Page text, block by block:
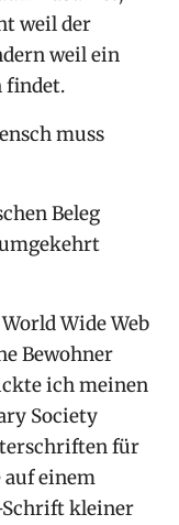
weil der
weil ein
findet.
muss
Beleg
Wide Web
Bewohner
ich meinen
Society
für
einem
kleiner